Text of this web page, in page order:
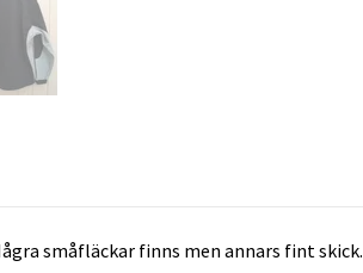
småfläckar finns men annars fint skick.